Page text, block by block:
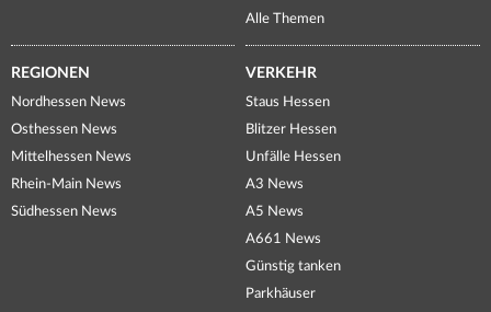
Alle Themen
REGIONEN
Nordhessen News
Osthessen News
Mittelhessen News
Rhein-Main News
Südhessen News
VERKEHR
Staus Hessen
Blitzer Hessen
Unfälle Hessen
A3 News
A5 News
A661 News
Günstig tanken
Parkhäuser